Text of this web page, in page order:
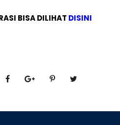
BISA DILIHAT DISINI